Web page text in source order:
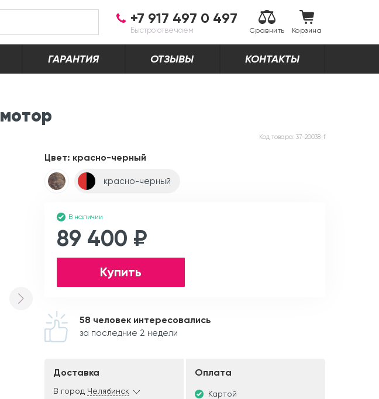
+7 917 497 0 497
Быстро отвечаем Сравнить Корзина
ГАРАНТИЯ ОТЗЫВЫ КОНТАКТЫ
Код товара: 37-20038-f
Цвет: красно-черный
красно-черный
В наличии
89 400 ₽
Купить
58 человек интересовались
за последние 2 недели
Доставка
В город Челябинск
Оплата
Картой